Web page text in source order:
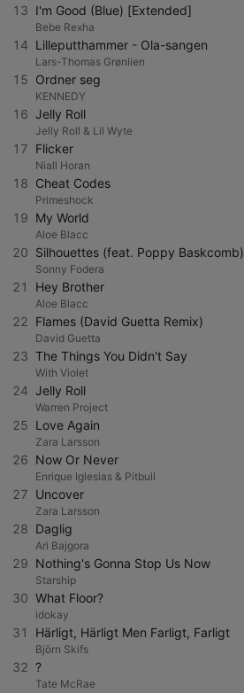
13 I'm Good (Blue) [Extended]
Bebe Rexha
14 Lilleputthammer - Ola-sangen
Lars-Thomas Grønlien
15 Ordner seg
KENNEDY
16 Jelly Roll
Jelly Roll & Lil Wyte
17 Flicker
Niall Horan
18 Cheat Codes
Primeshock
19 My World
Aloe Blacc
20 Silhouettes (feat. Poppy Baskcomb)
Sonny Fodera
21 Hey Brother
Aloe Blacc
22 Flames (David Guetta Remix)
David Guetta
23 The Things You Didn't Say
With Violet
24 Jelly Roll
Warren Project
25 Love Again
Zara Larsson
26 Now Or Never
Enrique Iglesias & Pitbull
27 Uncover
Zara Larsson
28 Daglig
Ari Bajgora
29 Nothing's Gonna Stop Us Now
Starship
30 What Floor?
idokay
31 Härligt, Härligt Men Farligt, Farligt
Björn Skifs
32 ?
Tate McRae